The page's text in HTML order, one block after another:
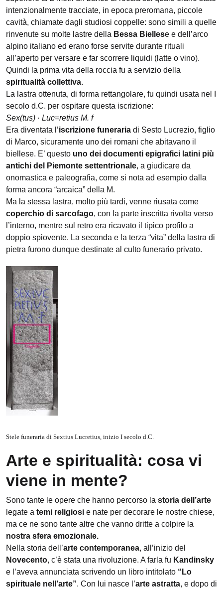
intenzionalmente tracciate, in epoca preromana, piccole
cavità, chiamate dagli studiosi coppelle: sono simili a quelle
rinvenute su molte lastre della Bessa Biellese e dell’arco
alpino italiano ed erano forse servite durante rituali
all’aperto per versare e far scorrere liquidi (latte o vino).
Quindi la prima vita della roccia fu a servizio della
spiritualità collettiva.
La lastra ottenuta, di forma rettangolare, fu quindi usata nel I
secolo d.C. per ospitare questa iscrizione:
Sex(tus) · Luc=retius M. f
Era diventata l’iscrizione funeraria di Sesto Lucrezio, figlio
di Marco, sicuramente uno dei romani che abitavano il
biellese. E’ questo uno dei documenti epigrafici latini più
antichi del Piemonte settentrionale, a giudicare da
onomastica e paleografia, come si nota ad esempio dalla
forma ancora “arcaica” della M.
Ma la stessa lastra, molto più tardi, venne riusata come
coperchio di sarcofago, con la parte inscritta rivolta verso
l’interno, mentre sul retro era ricavato il tipico profilo a
doppio spiovente. La seconda e la terza “vita” della lastra di
pietra furono dunque destinate al culto funerario privato.
Stele funeraria di Sextius Lucretius, inizio I secolo d.C.
Arte e spiritualità: cosa vi
viene in mente?
Sono tante le opere che hanno percorso la storia dell’arte
legate a temi religiosi e nate per decorare le nostre chiese,
ma ce ne sono tante altre che vanno dritte a colpire la
nostra sfera emozionale.
Nella storia dell’arte contemporanea, all’inizio del
Novecento, c’è stata una rivoluzione. A farla fu Kandinsky
e l’aveva annunciata scrivendo un libro intitolato “Lo
spirituale nell’arte”. Con lui nasce l’arte astratta, e dopo di